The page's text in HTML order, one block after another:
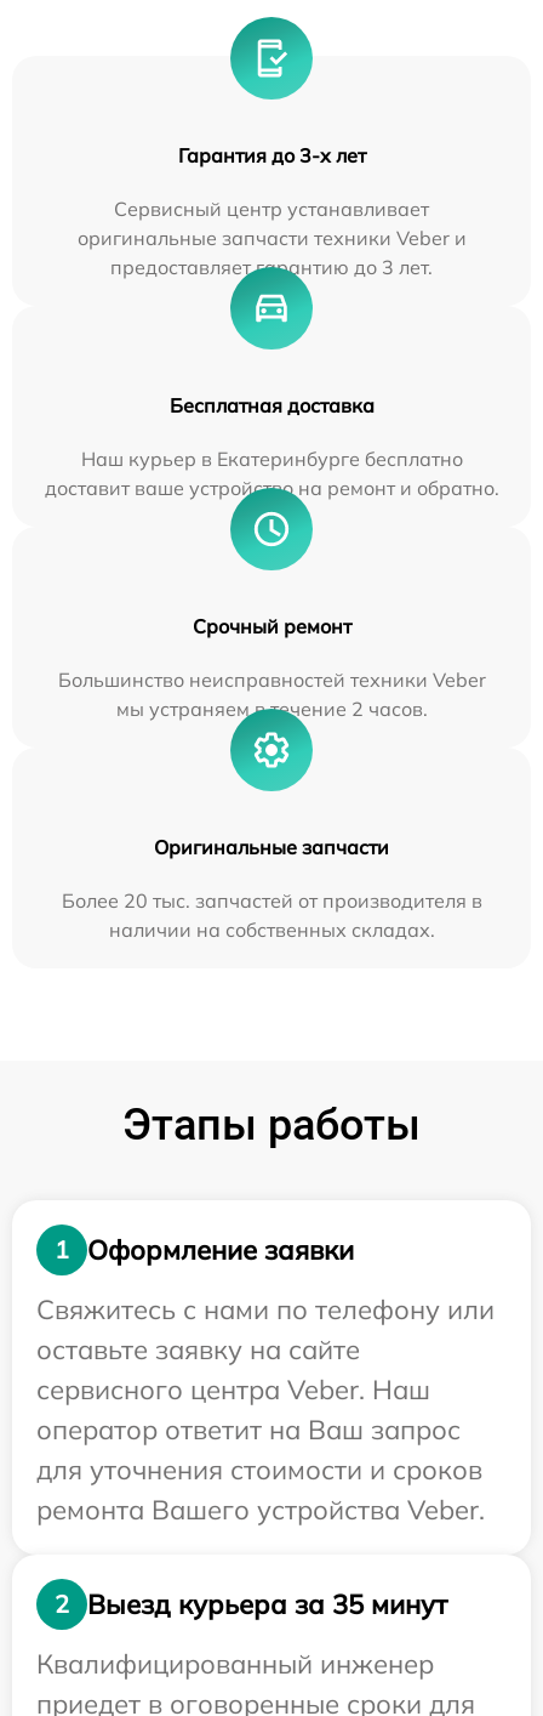
Гарантия до 3-х лет
Сервисный центр устанавливает
оригинальные запчасти техники Veber и
предоставляет гарантию до 3 лет.
Бесплатная доставка
Наш курьер в Екатеринбурге бесплатно
доставит ваше устройство на ремонт и обратно.
Срочный ремонт
Большинство неисправностей техники Veber
мы устраняем в течение 2 часов.
Оригинальные запчасти
Более 20 тыс. запчастей от производителя в
наличии на собственных складах.
Этапы работы
1
Оформление заявки
Свяжитесь с нами по телефону или
оставьте заявку на сайте
сервисного центра Veber. Наш
оператор ответит на Ваш запрос
для уточнения стоимости и сроков
ремонта Вашего устройства Veber.
2
Выезд курьера за 35 минут
Квалифицированный инженер
приедет в оговоренные сроки для